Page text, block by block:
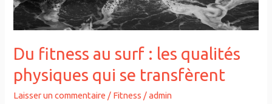
Du fitness au surf : les qualités
physiques qui se transfèrent
Laisser un commentaire / Fitness /admin